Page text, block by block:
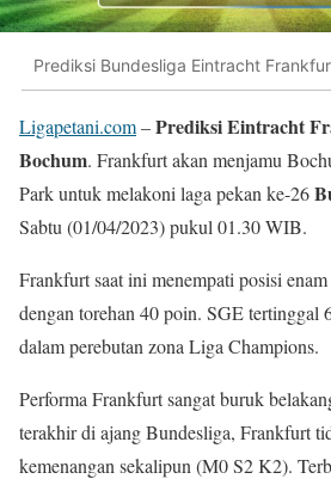
Prediksi Bundesliga Eintracht
Ligapetani.com–Prediksi Eintracht
Bochum. Frankfurt akan menjamu
Park untuk melakoni laga pekan ke-26
Sabtu (01/04/2023) pukul 01.30 WIB.
Frankfurt saat ini menempati posisi
dengan torehan 40 poin. SGE tertinggal
dalam perebutan zona Liga Champions.
Performa Frankfurt sangat buruk
terakhir di ajang Bundesliga, Frankfurt
kemenangan sekalipun (M0 S2 K2).